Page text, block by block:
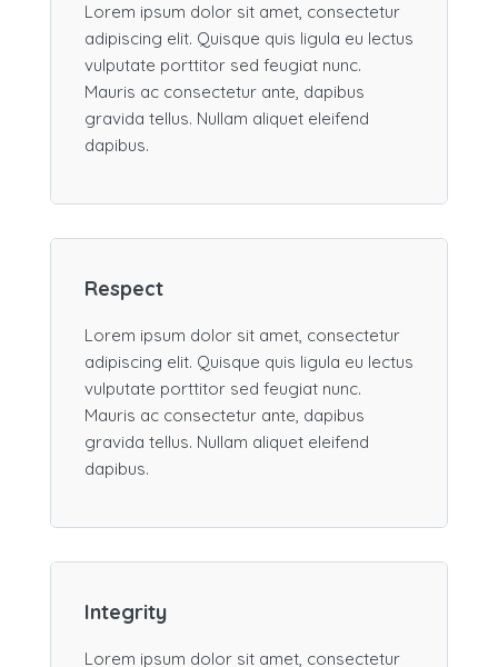
Lorem ipsum dolor sit amet, consectetur
adipiscing elit. Quisque quis ligula eu lectus
vulputate porttitor sed feugiat nunc.
Mauris ac consectetur ante, dapibus
gravida tellus. Nullam aliquet eleifend
dapibus.
Respect
Lorem ipsum dolor sit amet, consectetur
adipiscing elit. Quisque quis ligula eu lectus
vulputate porttitor sed feugiat nunc.
Mauris ac consectetur ante, dapibus
gravida tellus. Nullam aliquet eleifend
dapibus.
Integrity
Lorem ipsum dolor sit amet, consectetur